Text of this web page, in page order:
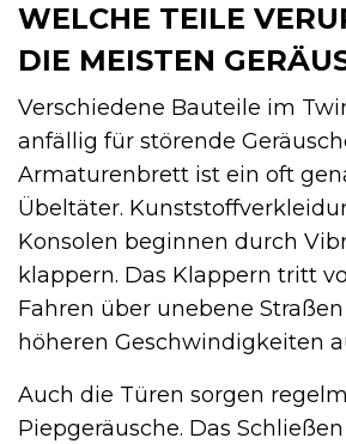
WELCHE TEILE
DIE MEISTEN
Verschiedene Bauteile im
anfällig für störende
Armaturenbrett ist ein oft
Übeltäter.
Konsolen beginnen durch
klappern. Das Klappern tritt
Fahren über unebene
höheren Geschwindigkeiten
Auch die Türen sorgen
Piepgeräusche. Das